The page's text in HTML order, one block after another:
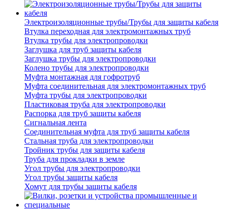
Электроизоляционные трубы/Трубы для защиты кабеля
Втулка переходная для электромонтажных труб
Втулка трубы для электропроводки
Заглушка для труб защиты кабеля
Заглушка трубы для электропроводки
Колено трубы для электропроводки
Муфта монтажная для гофротруб
Муфта соединительная для электромонтажных труб
Муфта трубы для электропроводки
Пластиковая труба для электропроводки
Распорка для труб защиты кабеля
Сигнальная лента
Соединительная муфта для труб защиты кабеля
Стальная труба для электропроводки
Тройник трубы для защиты кабеля
Труба для прокладки в земле
Угол трубы для электропроводки
Угол трубы защиты кабеля
Хомут для трубы защиты кабеля